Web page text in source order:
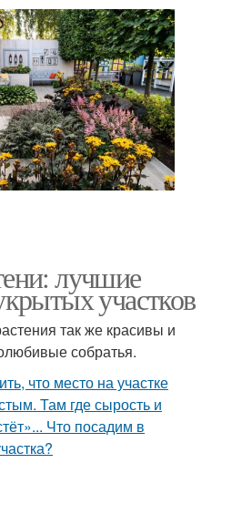
лучшие
участков
так же красивы и
собратья.